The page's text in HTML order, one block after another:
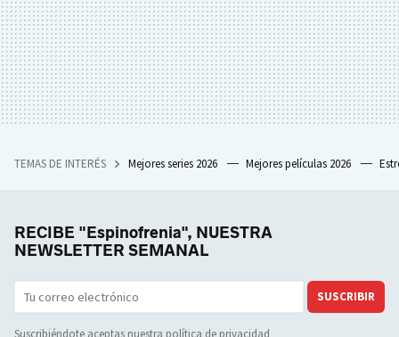
TEMAS DE INTERÉS Mejores series 2026 Mejores películas 2026
RECIBE "Espinofrenia", NUESTRA
NEWSLETTER SEMANAL
SUSCRIBIR
Suscribiéndote aceptas nuestra política de privacidad